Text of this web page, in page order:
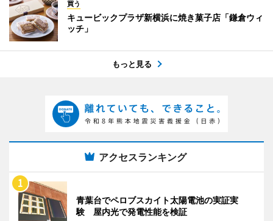
買う
キュービックプラザ新横浜に焼き菓子店「鎌倉ウィ
ッチ」
もっと見る
アクセスランキング
青葉台でペロブスカイト太陽電池の実証実
験 屋内光で発電性能を検証